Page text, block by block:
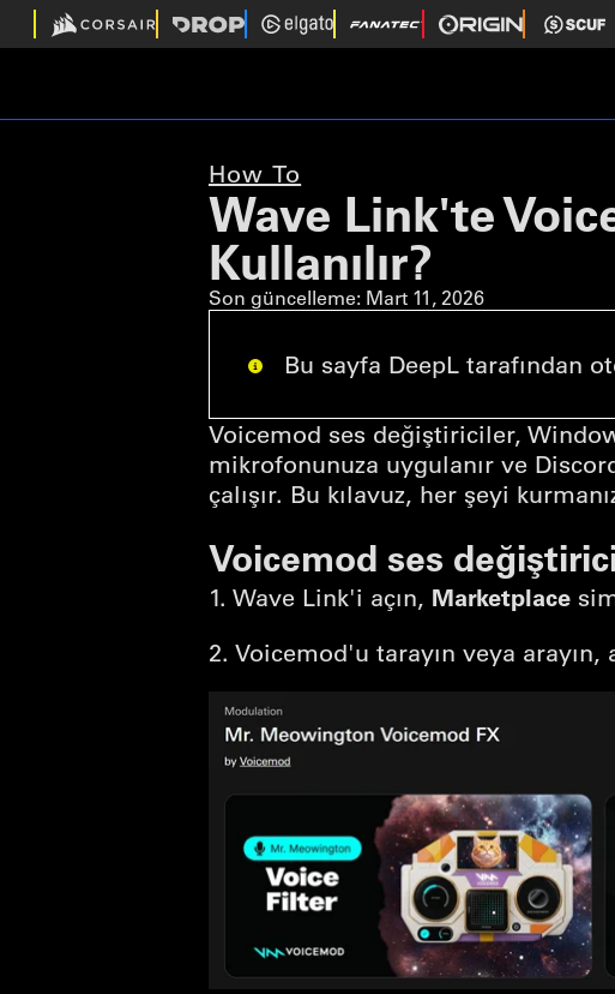
How To
Wave Link'te
Kullanılır?
Son güncelleme: Mart 11, 2026
Bu sayfa DeepL tarafından
Voicemod ses değiştiriciler,
mikrofonunuza uygulanır ve
çalışır. Bu kılavuz, her şeyi
Voicemod ses
1. Wave Link'i açın, Marketplace
2. Voicemod'u tarayın veya